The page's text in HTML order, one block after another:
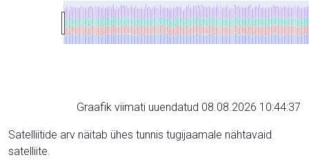
Graafik viimati uuendatud 08.08.2026 10:44:37
Satelliitide arv näitab ühes tunnis tugijaamale nähtavaid
satelliite.